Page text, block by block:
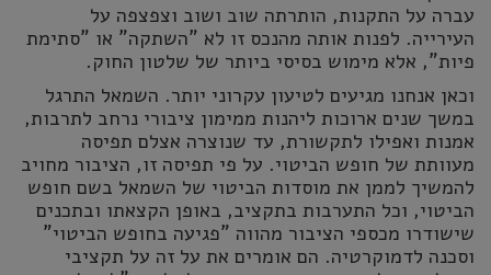
עברה על התקנות, הותרתה שוב ושוב וצפצפה על
העירייה. לפנות אותה מהנכס זו לא "השתקה" או "סתימת
פיות", אלא מימוש בסיסי ביותר של שלטון החוק.
וכאן אנחנו מגיעים לטיעון עקרוני יותר. השמאל התרגל
במשך שנים ארוכות ליהנות ממימון ציבורי נרחב לתרבות,
אמנות ואפילו לתקשורת, עד שנוצרה אצלם תפיסה
מעוותת של חופש הביטוי. על פי תפיסה זו, הציבור מחויב
להמשיך לממן את מוסדות הביטוי של השמאל בשם חופש
הביטוי, וכל התערבות בתקציב, באופן הקצאתו ובתכנים
שישודרו מכספי הציבור מהווה "פגיעה בחופש הביטוי"
וסכנה לדמוקרטיה. הם אומרים את על זה על תקציבי